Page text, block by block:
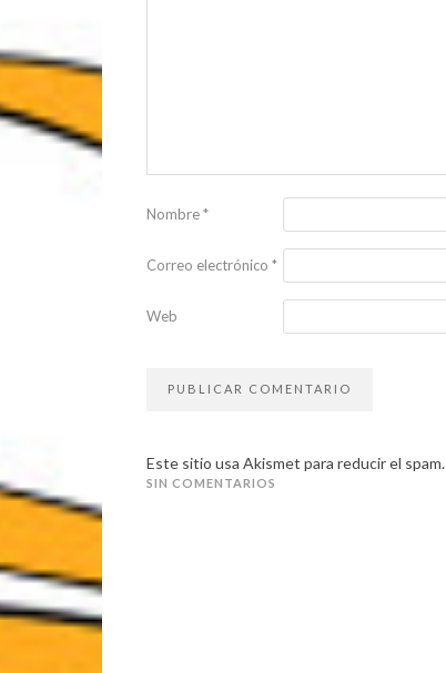
Nombre*
Correo electrónico *
Web
Este sitio usa Akismet para reducir el spam.
SIN COMENTARIOS